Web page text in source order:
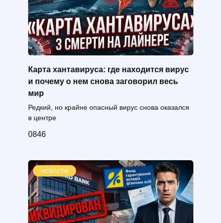
Карта хантавируса: где находится вирус
и почему о нем снова заговорил весь
мир
Редкий, но крайне опасный вирус снова оказался
в центре
0846
НОВОСТИ